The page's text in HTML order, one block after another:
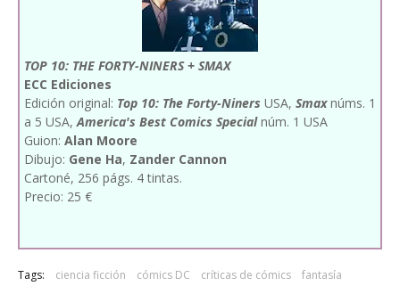
TOP 10: THE FORTY-NINERS + SMAX
ECC Ediciones
Edición original: Top 10: The Forty-Niners USA, Smaxnúms. 1
a 5 USA,America's Best Comics Specialnúm. 1 USA
Guion: Alan Moore
Dibujo: Gene Ha, Zander Cannon
Cartoné, 256 págs. 4 tintas.
Precio: 25 €
Tags: ciencia ficción cómics DC críticas de cómics fantasía